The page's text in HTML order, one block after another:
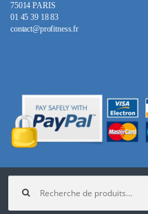
75014 PARIS
01 45 39 18 83
contact@profitness.fr
Recherche
pour :